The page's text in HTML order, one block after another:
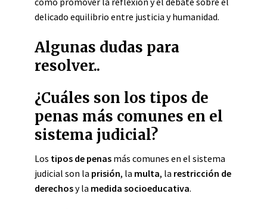
delicado equilibrio entre justicia y humanidad.
Algunas dudas para
resolver..
¿Cuáles son los tipos de
penas más comunes en el
sistema judicial?
Los tipos de penas más comunes en el sistema
judicial son la prisión, la multa, la restricción de
derechosy la medida socioeducativa.